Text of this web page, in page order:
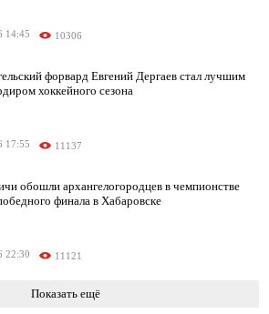
14:45 10306
форвард Евгений Дергаев стал лучшим
хоккейного сезона
17:55 11137
обошли архангелогородцев в чемпионстве
финала в Хабаровске
22:30 11121
Показать ещё